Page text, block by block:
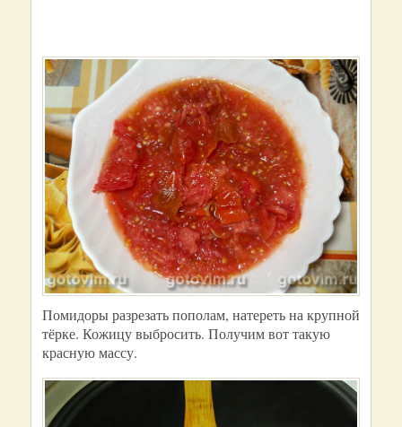
Помидоры разрезать пополам, натереть на крупной
тёрке. Кожицу выбросить. Получим вот такую
красную массу.